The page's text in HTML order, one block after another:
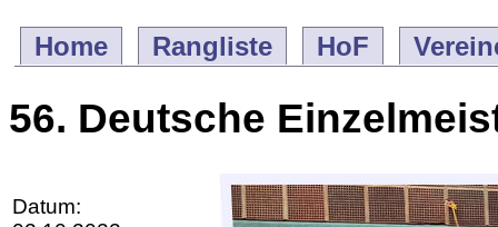
Home Rangliste HoF
56. Deutsche
Datum: